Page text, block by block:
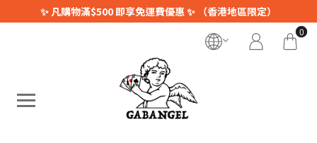
✨ 凡購物滿$500 即享免運費優惠 ✨ （香港地區限定）
0